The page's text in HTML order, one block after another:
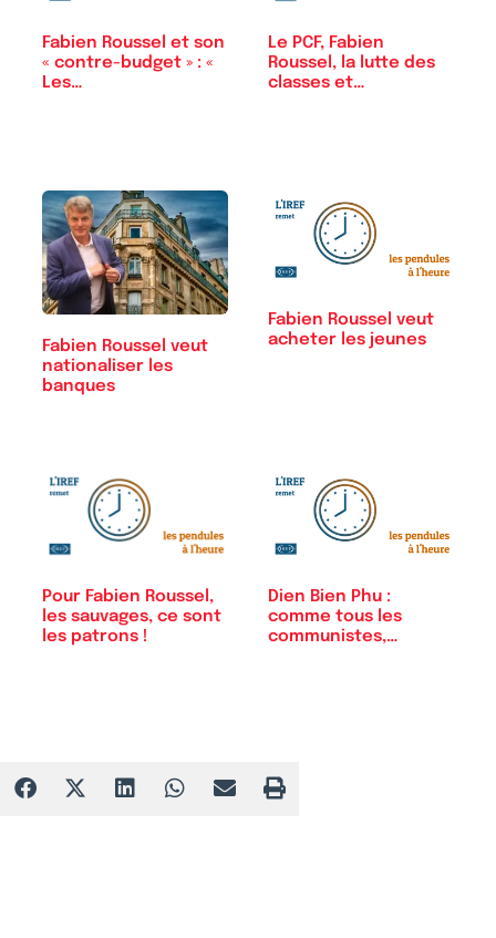
Fabien Roussel et son
« contre-budget » : «
Les…
Le PCF, Fabien
Roussel, la lutte des
classes et…
Fabien Roussel veut
nationaliser les
banques
Fabien Roussel veut
acheter les jeunes
Pour Fabien Roussel,
les sauvages, ce sont
les patrons !
Dien Bien Phu :
comme tous les
communistes,